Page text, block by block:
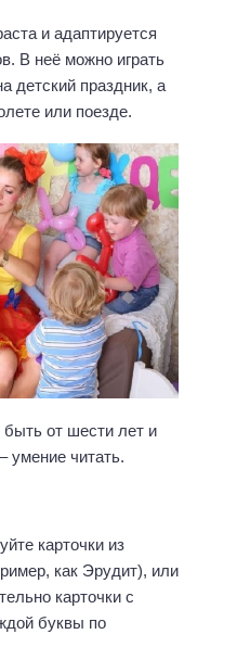
и адаптируется
В неё можно играть
детский праздник, а
или поезде.
от шести лет и
умение читать.
карточки из
как Эрудит), или
карточки с
буквы по